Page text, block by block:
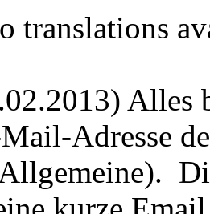
translations
Alles
Adresse